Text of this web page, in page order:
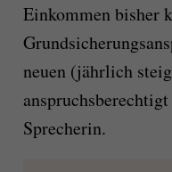
Einkommen bisher
neuen (jährlich
Sprecherin.